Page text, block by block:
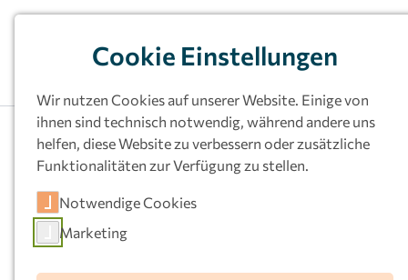
Kath.
Kindertageseinrichtu
ng St. Bonifatius,
Cookie Einstellungen
Wir nutzen Cookies auf unserer Website. Einige von
ihnen sind technisch notwendig, während andere uns
helfen, diese Website zu verbessern oder zusätzliche
Funktionalitäten zur Verfügung zu stellen.
Notwendige Cookies
Marketing